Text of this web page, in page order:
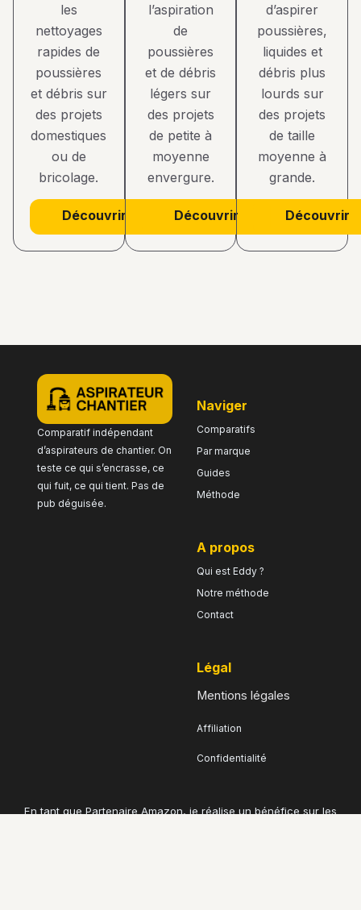
les
nettoyages
rapides de
poussières
et débris sur
des projets
domestiques
ou de
bricolage.
Découvrir
l’aspiration
de
poussières
et de débris
légers sur
des projets
de petite à
moyenne
envergure.
Découvrir
d’aspirer
poussières,
liquides et
débris plus
lourds sur
des projets
de taille
moyenne à
grande.
Découvrir
Comparatif indépendant
d’aspirateurs de chantier. On
teste ce qui s’encrasse, ce
qui fuit, ce qui tient. Pas de
pub déguisée.
naviger
Comparatifs
Par marque
Guides
Méthode
a propos
Qui est Eddy ?
Notre méthode
Contact
légal
Mentions légales
Affiliation
Confidentialité
En tant que Partenaire Amazon, je réalise un bénéfice sur les